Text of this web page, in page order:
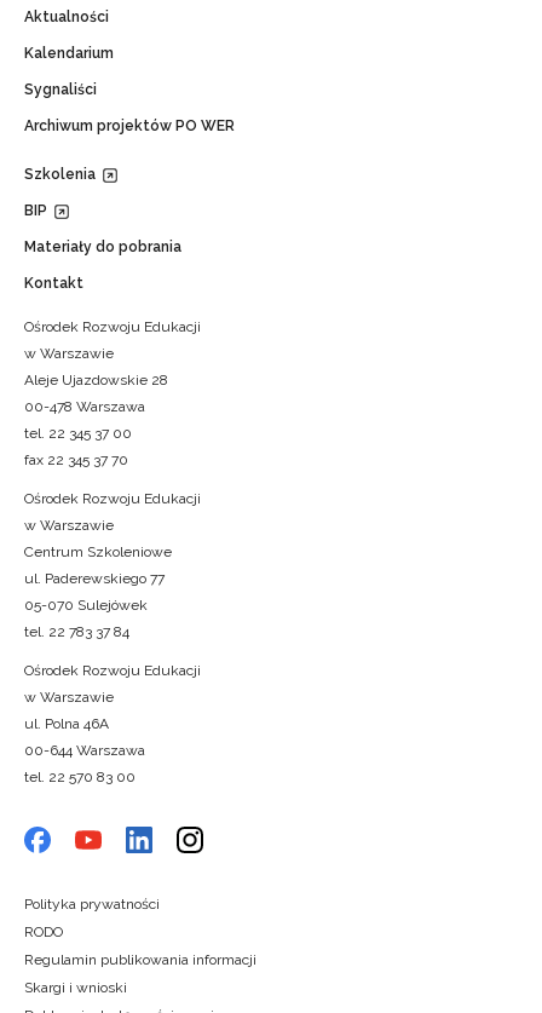
Aktualności
Kalendarium
Sygnaliści
Archiwum projektów PO WER
Szkolenia
BIP
Materiały do pobrania
Kontakt
Ośrodek Rozwoju Edukacji
w Warszawie
Aleje Ujazdowskie 28
00-478 Warszawa
tel. 22 345 37 00
fax 22 345 37 70
Ośrodek Rozwoju Edukacji
w Warszawie
Centrum Szkoleniowe
ul. Paderewskiego 77
05-070 Sulejówek
tel. 22 783 37 84
Ośrodek Rozwoju Edukacji
w Warszawie
ul. Polna 46A
00-644 Warszawa
tel. 22 570 83 00
Polityka prywatności
RODO
Regulamin publikowania informacji
Skargi i wnioski